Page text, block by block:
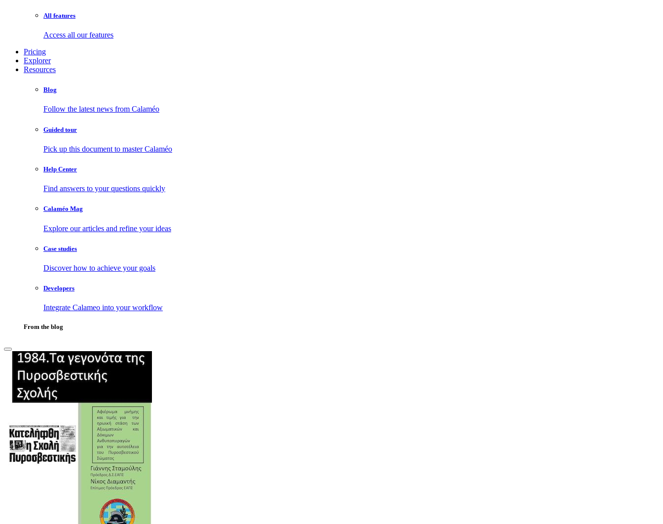
All features
Access all our features
Pricing
Explorer
Resources
Blog
Follow the latest news from Calaméo
Guided tour
Pick up this document to master Calaméo
Help Center
Find answers to your questions quickly
Calaméo Mag
Explore our articles and refine your ideas
Case studies
Discover how to achieve your goals
Developers
Integrate Calameo into your workflow
From the blog